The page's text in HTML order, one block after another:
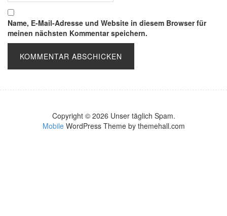
Name, E-Mail-Adresse und Website in diesem Browser für
meinen nächsten Kommentar speichern.
Copyright © 2026 Unser täglich Spam.
MobileWordPress Theme by themehall.com